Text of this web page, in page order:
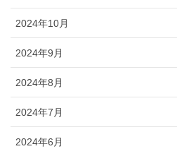
2024年10月
2024年9月
2024年8月
2024年7月
2024年6月